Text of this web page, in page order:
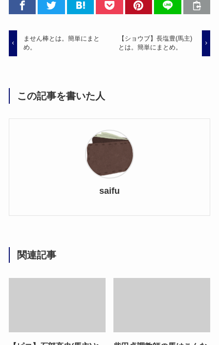
ません棒とは。簡単にまと
め。
【ショウブ】長塩豊(馬主)
とは。簡単にまとめ。
この記事を書いた人
saifu
関連記事